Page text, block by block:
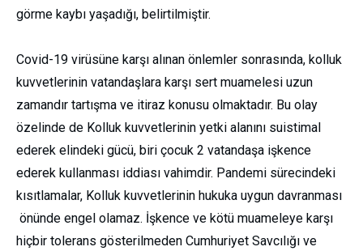
görme kaybı yaşadığı, belirtilmiştir.
Covid-19 virüsüne karşı alınan önlemler sonrasında, kolluk
kuvvetlerinin vatandaşlara karşı sert muamelesi uzun
zamandır tartışma ve itiraz konusu olmaktadır. Bu olay
özelinde de Kolluk kuvvetlerinin yetki alanını suistimal
ederek elindeki gücü, biri çocuk 2 vatandaşa işkence
ederek kullanması iddiası vahimdir. Pandemi sürecindeki
kısıtlamalar, Kolluk kuvvetlerinin hukuka uygun davranması
önünde engel olamaz. İşkence ve kötü muameleye karşı
hiçbir tolerans gösterilmeden Cumhuriyet Savcılığı ve